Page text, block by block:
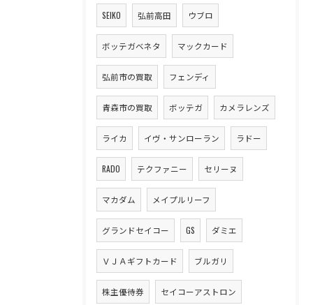
SEIKO 弘前高田 ウブロ
ボッテガベネタ マックカード
弘前市の買取 フェンディ
青森市の買取 ボッテガ カメラレンズ
ライカ イヴ・サンローラン ラドー
RADO テクファニー セリーヌ
マカダム メイプルリーフ
グランドセイコー GS ダミエ
ＶＪＡギフトカード ブルガリ
株主優待券 セイコーアストロン